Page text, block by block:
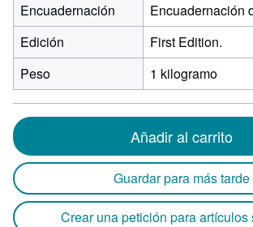
Encuadernación
Encuadernación
Edición
First Edition.
Peso
1 kilogramo
Añadir al carrito
Guardar para más tarde
Crear una petición para artículos